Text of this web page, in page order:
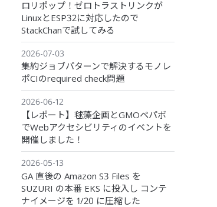
ロリポップ！ゼロトラストリンクが
LinuxとESP32に対応したので
StackChanで試してみる
2026-07-03
集約ジョブパターンで解決するモノレ
ポCIのrequired check問題
2026-06-12
【レポート】毬藻企画とGMOペパボ
でWebアクセシビリティのイベントを
開催しました！
2026-05-13
GA 直後の Amazon S3 Files を
SUZURI の本番 EKS に投入し コンテ
ナイメージを 1/20 に圧縮した